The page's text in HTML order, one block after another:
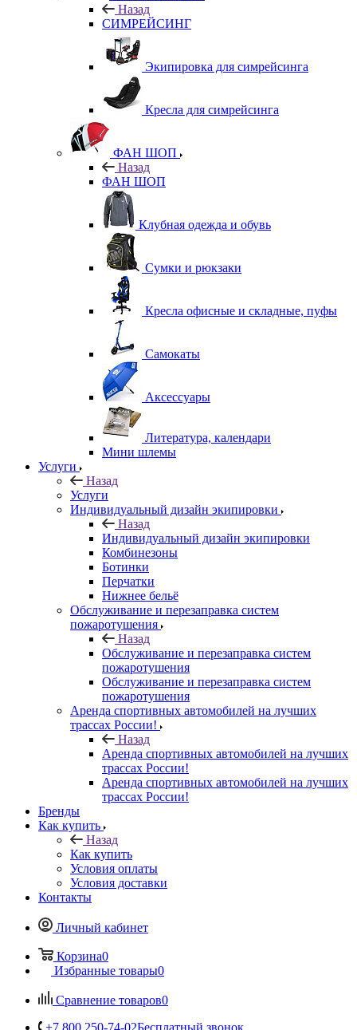
Назад
СИМРЕЙСИНГ
Экипировка для симрейсинга
Кресла для симрейсинга
ФАН ШОП
Назад
ФАН ШОП
Клубная одежда и обувь
Сумки и рюкзаки
Кресла офисные и складные, пуфы
Самокаты
Аксессуары
Литература, календари
Мини шлемы
Услуги
Назад
Услуги
Индивидуальный дизайн экипировки
Назад
Индивидуальный дизайн экипировки
Комбинезоны
Ботинки
Перчатки
Нижнее бельё
Обслуживание и перезаправка систем
пожаротушения
Назад
Обслуживание и перезаправка систем
пожаротушения
Обслуживание и перезаправка систем
пожаротушения
Аренда спортивных автомобилей на лучших
трассах России!
Назад
Аренда спортивных автомобилей на лучших
трассах России!
Аренда спортивных автомобилей на лучших
трассах России!
Бренды
Как купить
Назад
Как купить
Условия оплаты
Условия доставки
Контакты
Личный кабинет
Корзина0
Избранные товары0
Сравнение товаров0
+7 800 250-74-02Бесплатный звонок